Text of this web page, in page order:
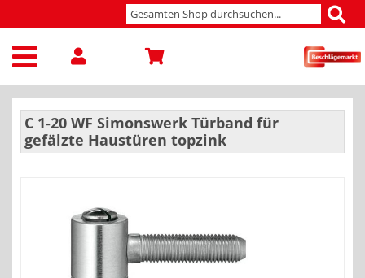
C 1-20 WF Simonswerk Türband für
gefälzte Haustüren topzink